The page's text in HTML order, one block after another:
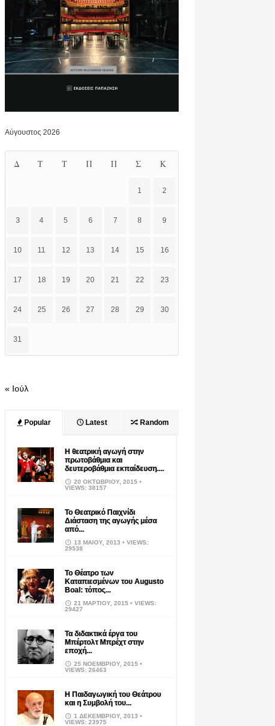
Αύγουστος 2026
Δ Τ Τ Π Π Σ Κ
1 2
3 4 5 6 7 8 9
10 11 12 13 14 15 16
17 18 19 20 21 22 23
24 25 26 27 28 29 30
31
« Ιούλ
Popular Latest Random
Η θεατρική αγωγή στην
πρωτοβάθμια και
δευτεροβάθμια εκπαίδευση....
20 ΟΚΤΩΒΡΊΟΥ, 2015 •
VIEWS: 38157
Το Θεατρικό Παιχνίδι
Διάσταση της αγωγής μέσα
από...
13 ΜΑΪ́ΟΥ, 2013 • VIEWS:
29538
Το Θέατρο των
Καταπιεσμένων του Augusto
Boal: τόπος...
21 ΜΑΡΤΊΟΥ, 2015 • VIEWS:
29427
Τα διδακτικά έργα του
Μπέρτολτ Μπρέχτ στην
εποχή...
25 ΝΟΕΜΒΡΊΟΥ, 2015 •
VIEWS: 26463
Η Παιδαγωγική του Θεάτρου
και η Συμβολή του...
1 ΔΕΚΕΜΒΡΊΟΥ, 2013 •
VIEWS: 23975